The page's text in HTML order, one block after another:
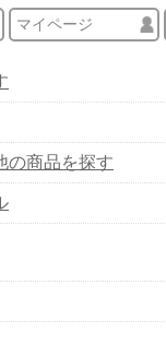
マイページ
の商品を探す